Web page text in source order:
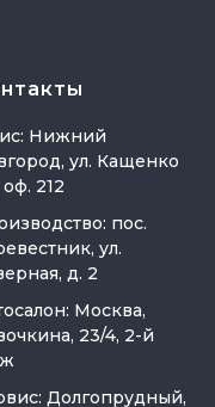
Нижний
ул. Кащенко
212
пос.
ул.
д. 2
Москва,
23/4, 2-й
Долгопрудный,